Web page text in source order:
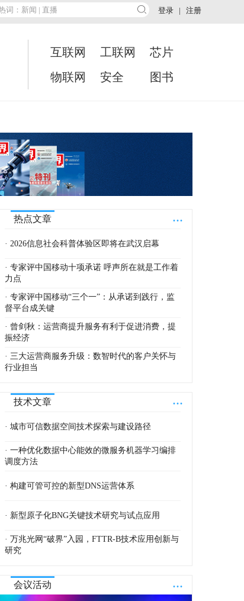
登录 | 注册
互联网 工联网
芯片
物联网
安全 图书
...
热点文章
· 2026信息社会科普体验区即将在武汉启幕
· 专家评中国移动十项承诺 呼声所在就是工作着
力点
· 专家评中国移动“三个一”：从承诺到践行，监
督平台成关键
· 曾剑秋：运营商提升服务有利于促进消费，提
振经济
· 三大运营商服务升级：数智时代的客户关怀与
行业担当
...
技术文章
· 城市可信数据空间技术探索与建设路径
· 一种优化数据中心能效的微服务机器学习编排
调度方法
· 构建可管可控的新型DNS运营体系
· 新型原子化BNG关键技术研究与试点应用
· 万兆光网“破界”入园，FTTR-B技术应用创新与
研究
...
会议活动